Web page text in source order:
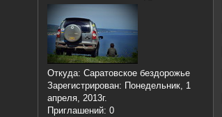
Откуда: Саратовское бездорожье
Зарегистрирован: Понедельник, 1
апреля, 2013г.
Приглашений: 0